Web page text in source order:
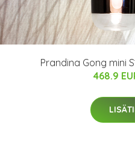
Prandina Gong mini
468.9